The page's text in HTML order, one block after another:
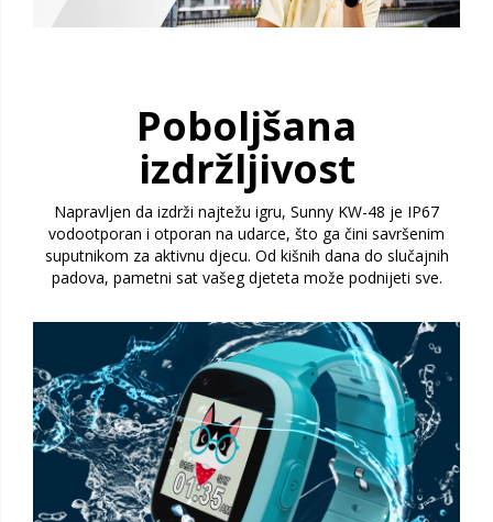
Poboljšana
izdržljivost
Napravljen da izdrži najtežu igru, Sunny KW-48 je IP67
vodootporan i otporan na udarce, što ga čini savršenim
suputnikom za aktivnu djecu. Od kišnih dana do slučajnih
padova, pametni sat vašeg djeteta može podnijeti sve.